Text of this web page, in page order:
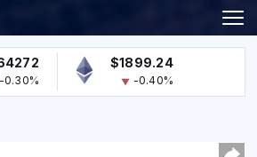
-0.30%
$1899.24
-0.40%